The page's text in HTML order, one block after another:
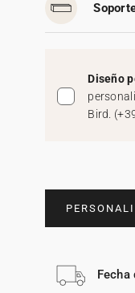
Diseño
Bird. (